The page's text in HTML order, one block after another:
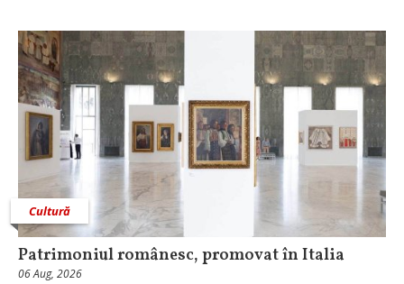
Cultură
Patrimoniul românesc, promovat în Italia
06 Aug, 2026